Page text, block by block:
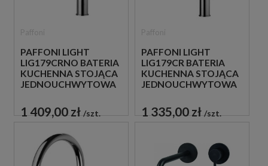
PAFFONI LIGHT
LIG179CRNO BATERIA
KUCHENNA STOJĄCA
JEDNOUCHWYTOWA
1 409,00 zł szt.
PAFFONI LIGHT
LIG179CR BATERIA
KUCHENNA STOJĄCA
JEDNOUCHWYTOWA
1 335,00 zł szt.